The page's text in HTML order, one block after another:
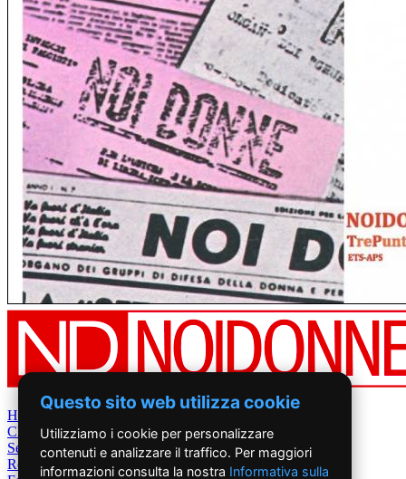
Home
Chi Siamo
Settimanale
Rete News
Questo sito web utilizza cookie
Utilizziamo i cookie per personalizzare
contenuti e analizzare il traffico. Per maggiori
informazioni consulta la nostra Informativa sulla